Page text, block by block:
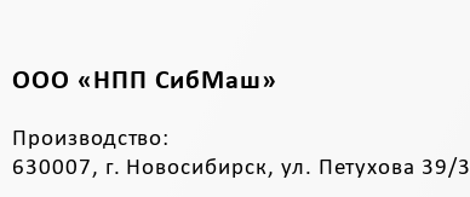
ООО «НПП СибМаш»
Производство:
630007, г. Новосибирск, ул. Петухова 39/3